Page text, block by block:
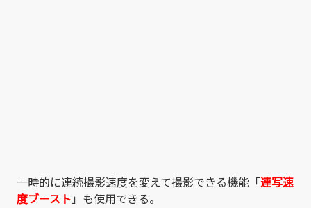
一時的に連続撮影速度を変えて撮影できる機能「連写速
度ブースト 」も使用できる。